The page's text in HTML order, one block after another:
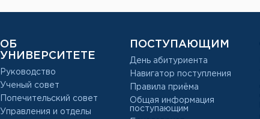
ОБ
УНИВЕРСИТЕТЕ
Руководство
Ученый совет
Попечительский совет
Управления и отделы
ПОСТУПАЮЩИМ
День абитуриента
Навигатор поступления
Правила приёма
Общая информация
поступающим